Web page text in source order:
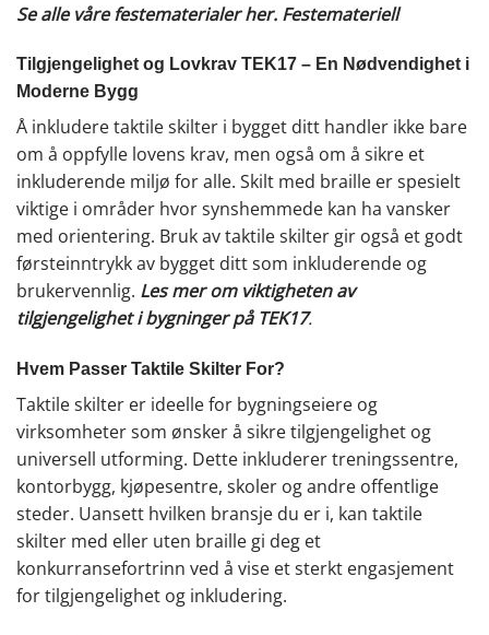
Se alle våre festematerialer her. Festemateriell
Tilgjengelighet og Lovkrav TEK17 – En Nødvendighet i
Moderne Bygg
Å inkludere taktile skilter i bygget ditt handler ikke bare
om å oppfylle lovens krav, men også om å sikre et
inkluderende miljø for alle. Skilt med braille er spesielt
viktige i områder hvor synshemmede kan ha vansker
med orientering. Bruk av taktile skilter gir også et godt
førsteinntrykk av bygget ditt som inkluderende og
brukervennlig. Les mer om viktigheten av
tilgjengelighet i bygninger på TEK17.
Hvem Passer Taktile Skilter For?
Taktile skilter er ideelle for bygningseiere og
virksomheter som ønsker å sikre tilgjengelighet og
universell utforming. Dette inkluderer treningssentre,
kontorbygg, kjøpesentre, skoler og andre offentlige
steder. Uansett hvilken bransje du er i, kan taktile
skilter med eller uten braille gi deg et
konkurransefortrinn ved å vise et sterkt engasjement
for tilgjengelighet og inkludering.